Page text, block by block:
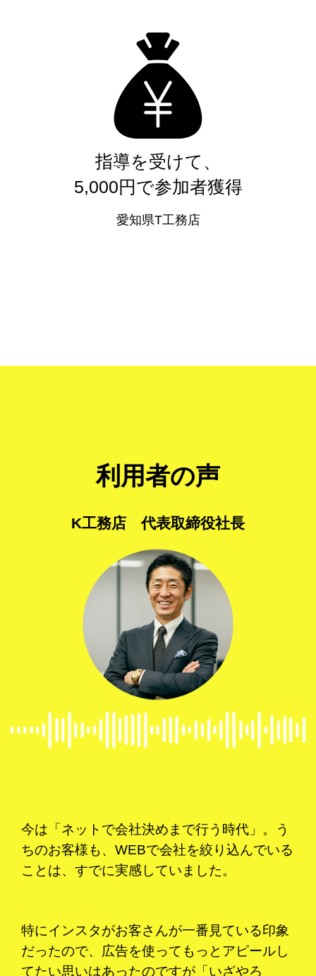
指導を受けて、
5,000円で参加者獲得
愛知県T工務店
利用者の声
K工務店 代表取締役社長
今は「ネットで会社決めまで行う時代」。う
ちのお客様も、WEBで会社を絞り込んでいる
ことは、すでに実感していました。
特にインスタがお客さんが一番見ている印象
だったので、広告を使ってもっとアピールし
てたい思いはあったのですが「いざやろ